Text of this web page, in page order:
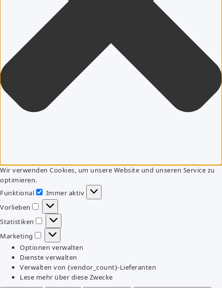
Wir verwenden Cookies, um unsere Website und unseren Service zu
optimieren.
Funktional
Funktional
Immer aktiv
Vorlieben
Vorlieben
Statistiken
Statistiken
Marketing
Marketing
Optionen verwalten
Dienste verwalten
Verwalten von {vendor_count}-Lieferanten
Lese mehr über diese Zwecke